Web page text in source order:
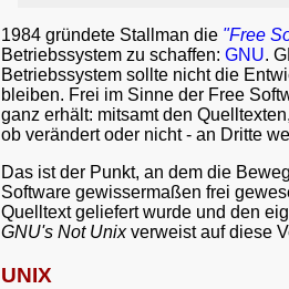
1984 gründete Stallman die "Free
Betriebssystem zu schaffen: GNU.
Betriebssystem sollte nicht die
bleiben. Frei im Sinne der Free
ganz erhält: mitsamt den
ob verändert oder nicht - an Dritte
Das ist der Punkt, an dem die
Software gewissermaßen frei
Quelltext geliefert wurde und den
GNU's Not Unixverweist auf diese
UNIX